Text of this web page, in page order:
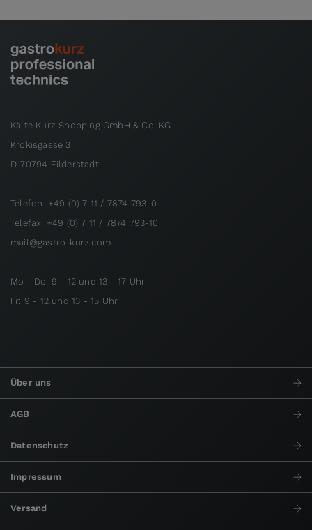
Kälte Kurz Shopping GmbH & Co. KG
Krokisgasse 3
D-70794 Filderstadt
Telefon: +49 (0) 7 11 / 7874 793-0
Telefax: +49 (0) 7 11 / 7874 793-10
mail@gastro-kurz.com
Mo - Do: 9 - 12 und 13 - 17 Uhr
Fr: 9 - 12 und 13 - 15 Uhr
Über uns
AGB
Datenschutz
Impressum
Versand